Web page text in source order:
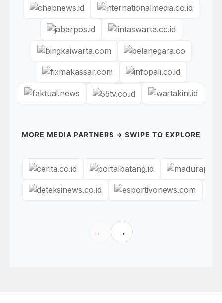
MORE MEDIA PARTNERS → SWIPE TO EXPLORE
← →